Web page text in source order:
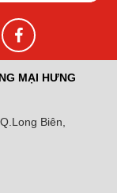
MẠI HƯNG
Biên,